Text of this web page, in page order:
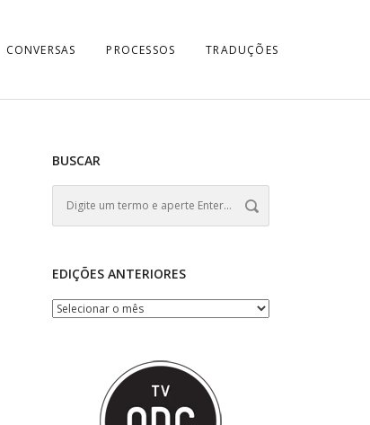
CONVERSAS PROCESSOS TRADUÇÕES
BUSCAR
EDIÇÕES ANTERIORES